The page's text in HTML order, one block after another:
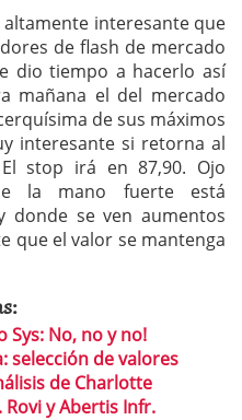
interesante que
de flash de mercado
dio tiempo a hacerlo así
mañana el del mercado
de sus máximos
interesante si retorna al
stop irá en 87,90. Ojo
la mano fuerte está
donde se ven aumentos
que el valor se mantenga
Sys: No, no y no!
selección de valores
de Charlotte
Rovi y Abertis Infr.